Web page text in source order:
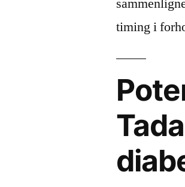
timing i